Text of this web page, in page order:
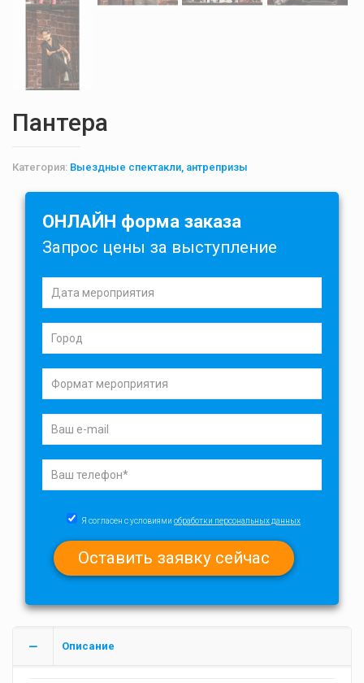
Пантера
Категория: Выездные спектакли, антрепризы
ОНЛАЙН форма заказа
Запрос цены за выступление
Я согласен с условиями обработки персональных данных
Описание